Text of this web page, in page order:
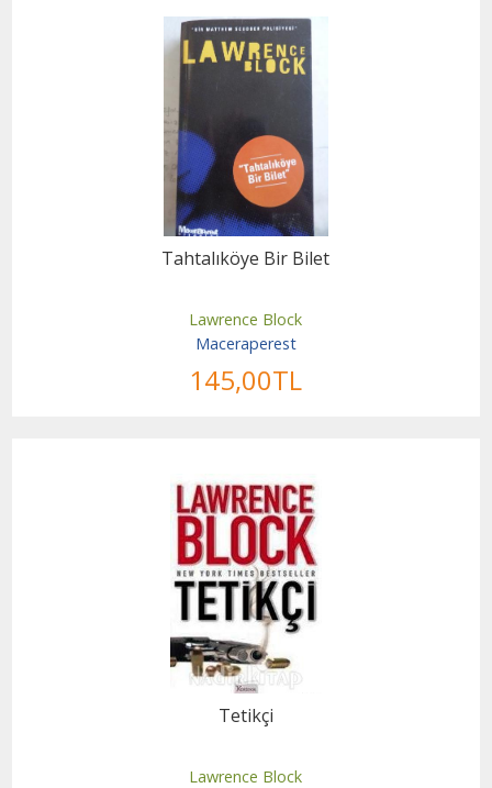
Tahtalıköye Bir Bilet
Lawrence Block
Maceraperest
145,00TL
Tetikçi
Lawrence Block